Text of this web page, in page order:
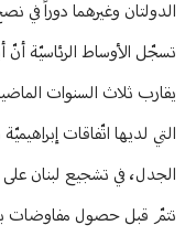
الدولتان وغيرهما دوراً في
تسجّل الأوساط الرئاسيّة أنّ
يقارب ثلاث السنوات
التي لديها اتّفاقات
الجدل، في تشجيع لبنان
تتمّ قبل حصول مفاوضات